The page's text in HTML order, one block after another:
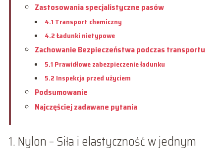
Zastosowania specjalistyczne pasów
4.1 Transport chemiczny
4.2 Ładunki nietypowe
Zachowanie Bezpieczeństwa podczas transportu
5.1 Prawidłowe zabezpieczenie ładunku
5.2 Inspekcja przed użyciem
Podsumowanie
Najczęściej zadawane pytania
1. Nylon – Siła i elastyczność w jednym